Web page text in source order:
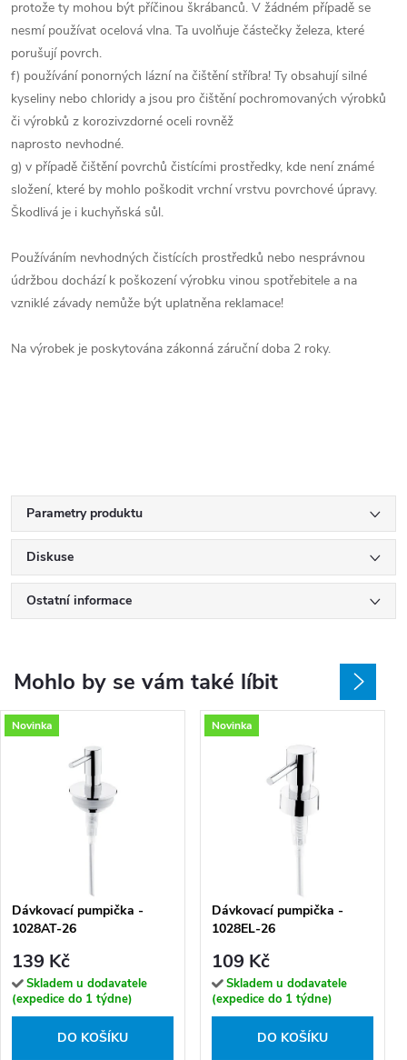
protože ty mohou být příčinou škrábanců. V žádném případě se
nesmí používat ocelová vlna. Ta uvolňuje částečky železa, které
porušují povrch.
f) používání ponorných lázní na čištění stříbra! Ty obsahují silné
kyseliny nebo chloridy a jsou pro čištění pochromovaných výrobků
či výrobků z korozivzdorné oceli rovněž
naprosto nevhodné.
g) v případě čištění povrchů čistícími prostředky, kde není známé
složení, které by mohlo poškodit vrchní vrstvu povrchové úpravy.
Škodlivá je i kuchyňská sůl.
Používáním nevhodných čistících prostředků nebo nesprávnou
údržbou dochází k poškození výrobku vinou spotřebitele a na
vzniklé závady nemůže být uplatněna reklamace!
Na výrobek je poskytována zákonná záruční doba 2 roky.
Parametry produktu
Diskuse
Ostatní informace
Mohlo by se vám také líbit
Novinka
Dávkovací pumpička -
1028AT-26
139 Kč
Skladem u dodavatele
(expedice do 1 týdne)
DO KOŠÍKU
Novinka
Dávkovací pumpička -
1028EL-26
109 Kč
Skladem u dodavatele
(expedice do 1 týdne)
DO KOŠÍKU